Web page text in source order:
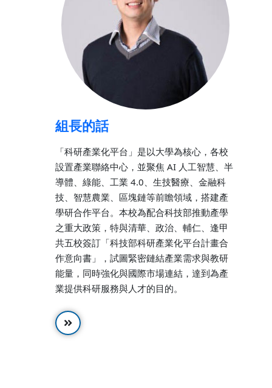
組長的話
「科研產業化平台」是以大學為核心，各校
設置產業聯絡中心，並聚焦 AI 人工智慧、半
導體、綠能、工業 4.0、生技醫療、金融科
技、智慧農業、區塊鏈等前瞻領域，搭建產
學研合作平台。本校為配合科技部推動產學
之重大政策，特與清華、政治、輔仁、逢甲
共五校簽訂「科技部科研產業化平台計畫合
作意向書」，試圖緊密鏈結產業需求與教研
能量，同時強化與國際市場連結，達到為產
業提供科研服務與人才的目的。
開
啓